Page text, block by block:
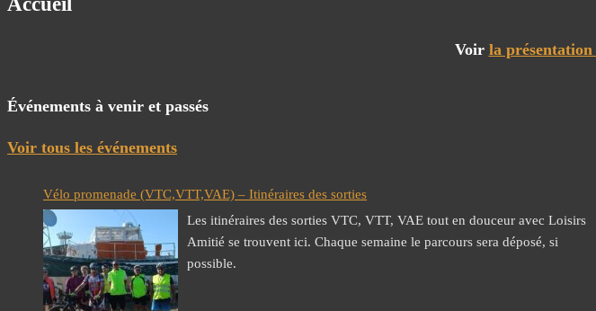
Voir la présentation
Événements à venir et passés
Voir tous les événements
Vélo promenade (VTC,VTT,VAE) – Itinéraires des sorties
Les itinéraires des sorties VTC, VTT, VAE tout en douceur avec Loisirs
Amitié se trouvent ici. Chaque semaine le parcours sera déposé, si
possible.